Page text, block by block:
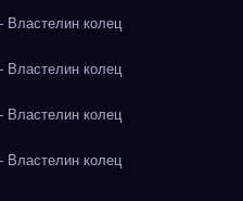
колец
колец
колец
колец